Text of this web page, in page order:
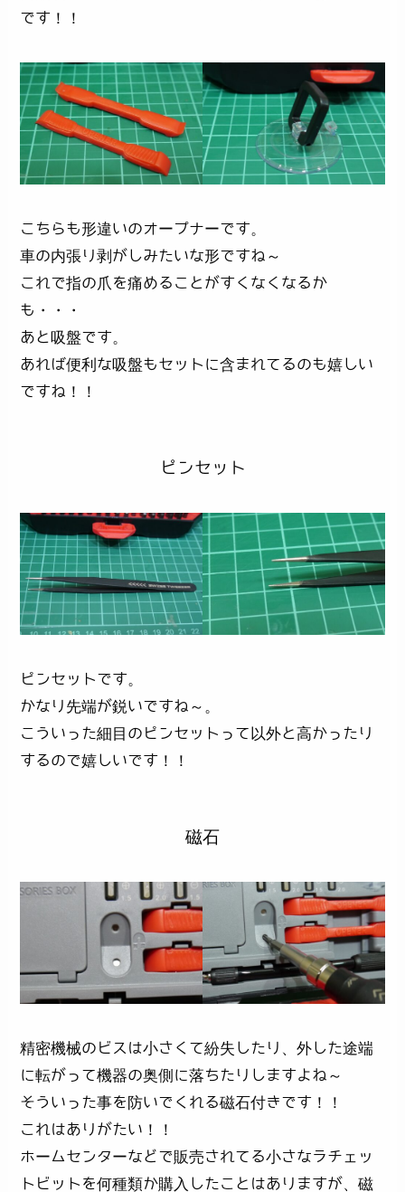
です！！
こちらも形違いのオープナーです。
車の内張り剥がしみたいな形ですね～
これで指の爪を痛めることがすくなくなるか
も・・・
あと吸盤です。
あれば便利な吸盤もセットに含まれてるのも嬉しい
ですね！！
ピンセット
ピンセットです。
かなり先端が鋭いですね～。
こういった細目のピンセットって以外と高かったり
するので嬉しいです！！
磁石
精密機械のビスは小さくて紛失したり、外した途端
に転がって機器の奥側に落ちたりしますよね～
そういった事を防いでくれる磁石付きです！！
これはありがたい！！
ホームセンターなどで販売されてる小さなラチェッ
トビットを何種類か購入したことはありますが、磁